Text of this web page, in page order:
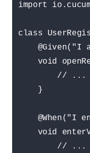
import
class
@Given("I
void
        // ...
    }
@When("I
void
        // ...